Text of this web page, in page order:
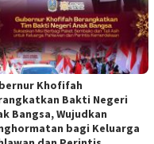
Khofifah
Bakti Negeri
Bangsa, Wujudkan
bagi Keluarga